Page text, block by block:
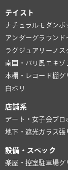
テイスト
ナチュラルモダンポ
アンダーグラウンド
ラグジュアリー ノ
南国・バリ風 エキゾ
本棚・レコード棚グ
白ホリ
店舗系
デート・女子会プロ
地下・遮光ガラス張
設備・スペック
楽屋・控室駐車場グ